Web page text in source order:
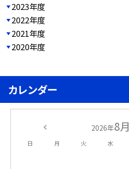
2023年度
2022年度
2021年度
2020年度
カレンダー
2026年8月
日 月 火 水